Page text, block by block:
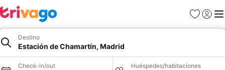
Favoritos
Iniciar
Destino
Estación de Chamartín, Madrid
Check-in/out Huéspedes/habitaciones